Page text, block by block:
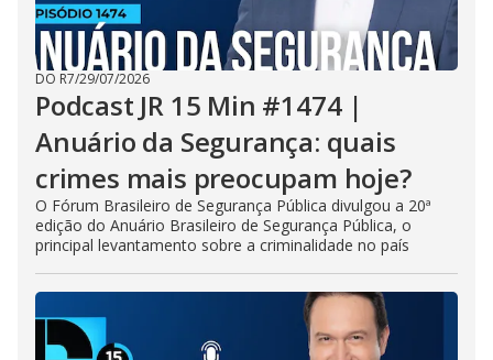
DO R7/29/07/2026
Podcast JR 15 Min #1474 |
Anuário da Segurança: quais
crimes mais preocupam hoje?
O Fórum Brasileiro de Segurança Pública divulgou a 20ª
edição do Anuário Brasileiro de Segurança Pública, o
principal levantamento sobre a criminalidade no país